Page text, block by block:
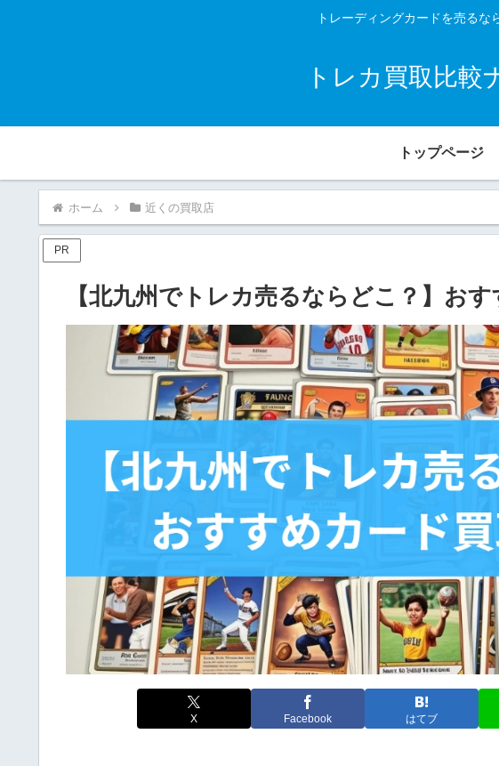
トレーディングカードを売るな
トレカ買取比較
トップページ
ホーム 近くの買取店
PR
【北九州でトレカ売るならどこ？】お
X Facebook はてブ